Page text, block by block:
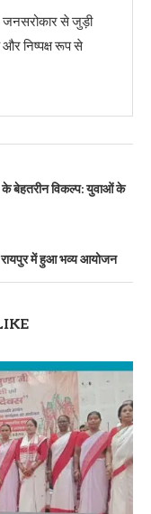
जनसरोकार से जुड़ी
निष्पक्ष रूप से
बेहतरीन विकल्प: युवाओं के
रायपुर में हुआ भव्य आयोजन